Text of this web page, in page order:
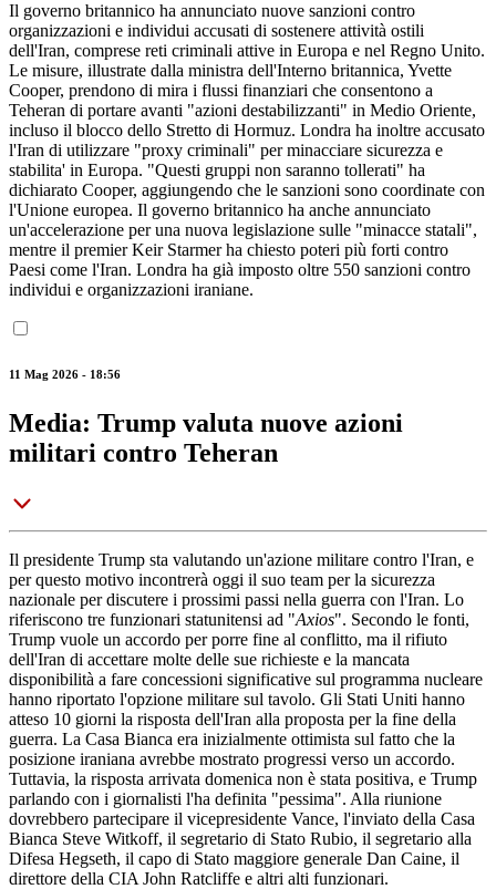
Il governo britannico ha annunciato nuove sanzioni contro
organizzazioni e individui accusati di sostenere attività ostili
dell'Iran, comprese reti criminali attive in Europa e nel Regno Unito.
Le misure, illustrate dalla ministra dell'Interno britannica, Yvette
Cooper, prendono di mira i flussi finanziari che consentono a
Teheran di portare avanti "azioni destabilizzanti" in Medio Oriente,
incluso il blocco dello Stretto di Hormuz. Londra ha inoltre accusato
l'Iran di utilizzare "proxy criminali" per minacciare sicurezza e
stabilita' in Europa. "Questi gruppi non saranno tollerati" ha
dichiarato Cooper, aggiungendo che le sanzioni sono coordinate con
l'Unione europea. Il governo britannico ha anche annunciato
un'accelerazione per una nuova legislazione sulle "minacce statali",
mentre il premier Keir Starmer ha chiesto poteri più forti contro
Paesi come l'Iran. Londra ha già imposto oltre 550 sanzioni contro
individui e organizzazioni iraniane.
11 Mag 2026 - 18:56
Media: Trump valuta nuove azioni
militari contro Teheran
Il presidente Trump sta valutando un'azione militare contro l'Iran, e
per questo motivo incontrerà oggi il suo team per la sicurezza
nazionale per discutere i prossimi passi nella guerra con l'Iran. Lo
riferiscono tre funzionari statunitensi ad "Axios". Secondo le fonti,
Trump vuole un accordo per porre fine al conflitto, ma il rifiuto
dell'Iran di accettare molte delle sue richieste e la mancata
disponibilità a fare concessioni significative sul programma nucleare
hanno riportato l'opzione militare sul tavolo. Gli Stati Uniti hanno
atteso 10 giorni la risposta dell'Iran alla proposta per la fine della
guerra. La Casa Bianca era inizialmente ottimista sul fatto che la
posizione iraniana avrebbe mostrato progressi verso un accordo.
Tuttavia, la risposta arrivata domenica non è stata positiva, e Trump
parlando con i giornalisti l'ha definita "pessima". Alla riunione
dovrebbero partecipare il vicepresidente Vance, l'inviato della Casa
Bianca Steve Witkoff, il segretario di Stato Rubio, il segretario alla
Difesa Hegseth, il capo di Stato maggiore generale Dan Caine, il
direttore della CIA John Ratcliffe e altri alti funzionari.